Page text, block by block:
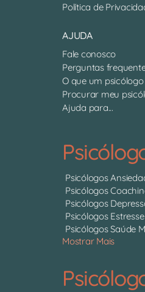
Política de
AJUDA
Fale conosco
Perguntas
O que um psicólogo
Procurar meu
Ajuda para...
Psicólogos
Psicólogos
Psicólogos
Psicólogos
Psicólogos Saúde
Mostrar Mais